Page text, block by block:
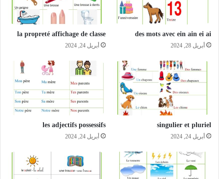
des mots avec ein ain ei ai
أبريل 28, 2024
la propreté affichage de classe
أبريل 24, 2024
singulier et pluriel
أبريل 24, 2024
les adjectifs possessifs
أبريل 24, 2024